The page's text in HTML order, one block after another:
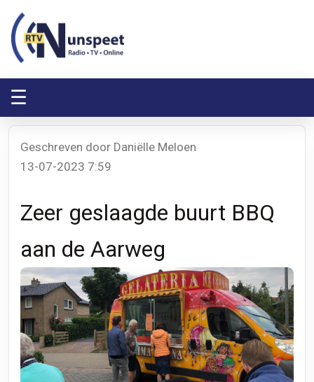
☰
Geschreven door Daniëlle Meloen
13-07-2023 7:59
Zeer geslaagde buurt BBQ
aan de Aarweg